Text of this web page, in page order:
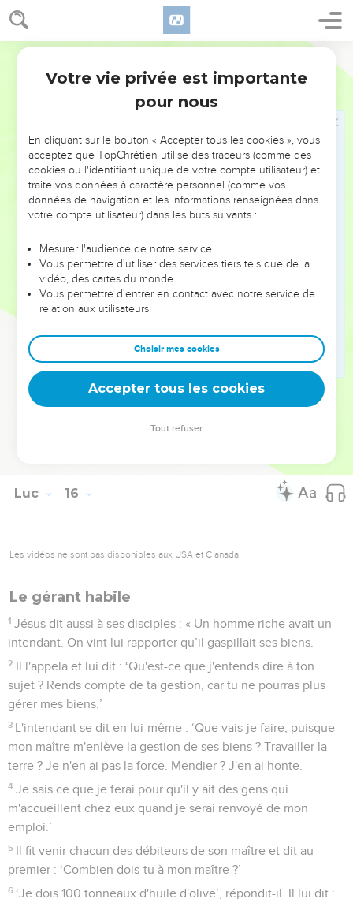
15
car mon fils que voici était mort et il est revenu à la vie, il
était perdu et il est retrouvé.’Et ils commencèrent à faire la
fête.
approcha de la maison, il entendit la musique et les danses.
Il appela un des serviteurs et lui demanda ce qui se
Le serviteur lui dit : ‘Ton frère est de retour et ton père a
tué le veau engraissé parce qu'il l'a retrouvé en bonne
santé.’
Le fils aîné se mit en colère et il ne voulait pas entrer. Son
mais il répondit à son père : ‘Voilà tant d'années que je
suis à ton service sans jamais désobéir à tes ordres, et jamais
tu ne m'as donné un chevreau pour que je fasse la fête avec
mes amis.
Mais quand ton fils est arrivé, celui qui a mangé tes biens
avec des prostituées, pour lui tu as tué le veau engraissé !’
‘Mon enfant, lui dit le père, tu es toujours avec moi et tout
ce que j'ai est à toi,
mais il fallait bien faire la fête et nous réjouir, parce que
Luc 16
Les vidéos ne sont pas disponibles aux USA et C anada.
Le gérant habile
1 Jésus dit aussi à ses disciples : « Un homme riche avait un
intendant. On vint lui rapporter qu’il gaspillait ses biens.
2 Il l'appela et lui dit : ‘Qu'est-ce que j'entends dire à ton
sujet ? Rends compte de ta gestion, car tu ne pourras plus
gérer mes biens.’
3 L'intendant se dit en lui-même : ‘Que vais-je faire, puisque
mon maître m'enlève la gestion de ses biens ? Travailler la
terre ? Je n'en ai pas la force. Mendier ? J'en ai honte.
4 Je sais ce que je ferai pour qu'il y ait des gens qui
m'accueillent chez eux quand je serai renvoyé de mon
emploi.’
5 Il fit venir chacun des débiteurs de son maître et dit au
premier : ‘Combien dois-tu à mon maître ?’
6 ‘Je dois 100 tonneaux d'huile d'olive’, répondit-il. Il lui dit :
Votre vie privée est importante
pour nous
En cliquant sur le bouton « Accepter tous les cookies », vous
acceptez que TopChrétien utilise des traceurs (comme des
cookies ou l'identifiant unique de votre compte utilisateur) et
traite vos données à caractère personnel (comme vos
données de navigation et les informations renseignées dans
votre compte utilisateur) dans les buts suivants :
Mesurer l'audience de notre service
Vous permettre d'utiliser des services tiers tels que de la
vidéo, des cartes du monde…
Vous permettre d'entrer en contact avec notre service de
relation aux utilisateurs.
Choisir mes cookies
Accepter tous les cookies
Tout refuser